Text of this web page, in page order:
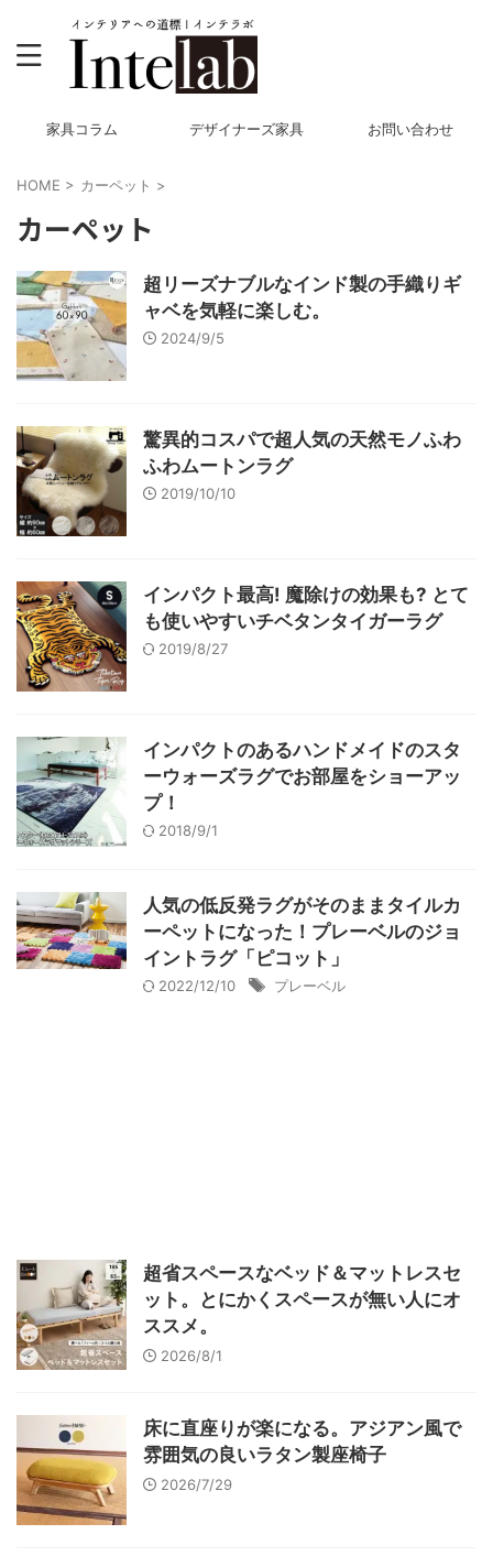
家具コラム デザイナーズ家具 お問い合わせ
HOME > カーペット >
カーペット
超リーズナブルなインド製の手織りギ
ャベを気軽に楽しむ。
2024/9/5
驚異的コスパで超人気の天然モノふわ
ふわムートンラグ
2019/10/10
インパクト最高! 魔除けの効果も? とて
も使いやすいチベタンタイガーラグ
2019/8/27
インパクトのあるハンドメイドのスタ
ーウォーズラグでお部屋をショーアッ
プ！
2018/9/1
人気の低反発ラグがそのままタイルカ
ーペットになった！プレーベルのジョ
イントラグ「ピコット」
2022/12/10 プレーベル
超省スペースなベッド＆マットレスセ
ット。とにかくスペースが無い人にオ
ススメ。
2026/8/1
床に直座りが楽になる。アジアン風で
雰囲気の良いラタン製座椅子
2026/7/29